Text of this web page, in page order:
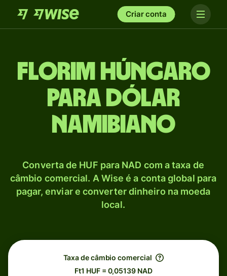
Criar conta
Florim húngaro
para Dólar
namibiano
Converta de HUF para NAD com a taxa de
câmbio comercial. A Wise é a conta global para
pagar, enviar e converter dinheiro na moeda
local.
Taxa de câmbio comercial
Ft1 HUF = 0,05139 NAD